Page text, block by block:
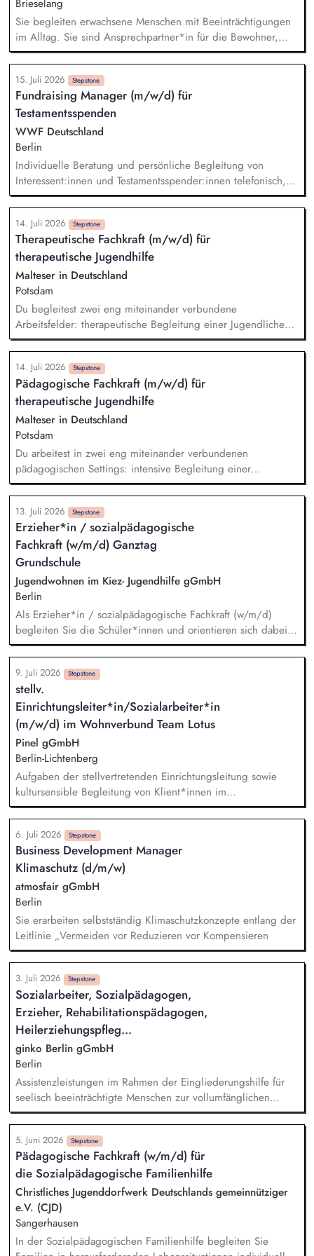
Brieselang
Sie begleiten erwachsene Menschen mit Beeinträchtigungen
im Alltag. Sie sind Ansprechpartner*in für die Bewohner,
Angehörige und Kooperationspartner. Sie entwickeln
gemeinsam mit Klient*innen individuelle Ziele. Sie sorgen
für ein stabiles, wertschätzendes Wohnumfeld. Sie arbeiten
mit Behörden, Betreuer*innen und Fachdiensten zusammen.
Sie dokumentieren ihre Arbeit eigenständig und strukturiert.
15. Juli 2026 Stepstone
Fundraising Manager (m/w/d) für
Testamentsspenden
WWF Deutschland
Berlin
Individuelle Beratung und persönliche Begleitung von
Interessent:innen und Testamentsspender:innen telefonisch,
per E-Mail sowie bei persönlichen Gesprächen Strategische
Weiterentwicklung des Erbschaftsfundraisings und der Donor
Journeys – von der Lead-Akquise über Stewardship bis hin
zur individuellen Förder:innen-Kommunikation Systematische
Planung, Steuerung und Umsetzung von Werbemaßnahmen,
Nachlass-Mailings oder Telefonie-Aktionen sowie die
Durchführung von analogen und digitalen Veranstaltungen
Erstellung von Kommunikationsmaterialien wie Newsletter,
Ratgeber oder Broschüren Kennzahlen-basierte Evaluation
und Optimierung aller Maßnahmen
14. Juli 2026 Stepstone
Therapeutische Fachkraft (m/w/d) für
therapeutische Jugendhilfe
Malteser in Deutschland
Potsdam
Du begleitest zwei eng miteinander verbundene
Arbeitsfelder: therapeutische Begleitung einer Jugendlichen
im intensivpädagogischen Individualsetting therapeutische
Arbeit mit Kindern und Jugendlichen in einer
intensivtherapeutischen Wohngruppe. Du arbeitest nicht
losgelöst vom Alltag, sondern dort, wo Entwicklung
tatsächlich stattfindet. Gemeinsam mit dem pädagogischen
Team überträgst Du therapeutische Perspektiven in konkrete
Alltagssituationen und begleitest Entwicklungsprozesse
unmittelbar.
14. Juli 2026 Stepstone
Pädagogische Fachkraft (m/w/d) für
therapeutische Jugendhilfe
Malteser in Deutschland
Potsdam
Du arbeitest in zwei eng miteinander verbundenen
pädagogischen Settings: intensive Begleitung einer
Jugendlichen im Individualsetting, pädagogische Arbeit in
einer therapeutischen Wohngruppe. Im Individualsetting:
Aufbau tragfähiger professioneller Beziehung, Umsetzung
eines strukturierten und verlässlichen Alltags, Begleitung,
Stabilisierung und Co-Regulation in Krisen und
herausfordernden Situationen, Förderung von
Selbstregulation, Frustrationstoleranz und sozialer Teilhabe,
enge Zusammenarbeit mit der Kinder- und Jugendpsychiatrie
sowie weiteren Fachstellen.
13. Juli 2026 Stepstone
Erzieher*in / sozialpädagogische
Fachkraft (w/m/d) Ganztag
Grundschule
Jugendwohnen im Kiez- Jugendhilfe gGmbH
Berlin
Als Erzieher*in / sozialpädagogische Fachkraft (w/m/d)
begleiten Sie die Schüler*innen und orientieren sich dabei
an einem mit der Schule abgestimmten, integrierten
Betreuungskonzept. Sie betreuen die Hausaufgaben. Sie
fördern das soziale Lernen in Schulklassen und gestalten den
Gruppenalltag. Sie leiten Freizeitangebote und Projekte an.
Sie führen Eltern- und Familiengespräche und arbeiten
interdisziplinär mit allen Schulpädagog*innen und ggf.
anderen Fachdiensten zusammen.
9. Juli 2026 Stepstone
stellv.
Einrichtungsleiter*in/Sozialarbeiter*in
(m/w/d) im Wohnverbund Team Lotus
Pinel gGmbH
Berlin-Lichtenberg
Aufgaben der stellvertretenden Einrichtungsleitung sowie
kultursensible Begleitung von Klient*innen im
Bezugsbetreuungssystem. Unterstützung der
Einrichtungsleitung und Übernahme wesentlicher Aufgaben
bei deren Abwesenheit. Zusammenarbeit mit der
Einrichtungsleitung bei: fachlicher Begleitung der
Betreuungsarbeit und Gewährleistung der Betreuungsqualität,
Ansprechbarkeit und Beratung von Mitarbeiter*innen im
Betreuungsalltag, Teamentwicklung und Gestaltung
inhaltlicher und struktureller Prozesse, Führen von
Erstgesprächen mit Klient*innen und Teilnahme an
Hilfekonferenzen, Zusammenarbeit mit
Kooperationspartner*innen und Gremienarbeit.
6. Juli 2026 Stepstone
Business Development Manager
Klimaschutz (d/m/w)
atmosfair gGmbH
Berlin
Sie erarbeiten selbstständig Klimaschutzkonzepte entlang der
Leitlinie „Vermeiden vor Reduzieren vor Kompensieren
3. Juli 2026 Stepstone
Sozialarbeiter, Sozialpädagogen,
Erzieher, Rehabilitationspädagogen,
Heilerziehungspfleg...
ginko Berlin gGmbH
Berlin
Assistenzleistungen im Rahmen der Eingliederungshilfe für
seelisch beeinträchtigte Menschen zur vollumfänglichen
Teilhabe am gesellschaftlichen Leben Mitwirkung bei der Ziel-
und Leistungsplanung, Kommunikation mit dem Kostenträger
und anderen Leistungserbringern
5. Juni 2026 Stepstone
Pädagogische Fachkraft (w/m/d) für
die Sozialpädagogische Familienhilfe
Christliches Jugenddorfwerk Deutschlands gemeinnütziger
e.V. (CJD)
Sangerhausen
In der Sozialpädagogischen Familienhilfe begleiten Sie